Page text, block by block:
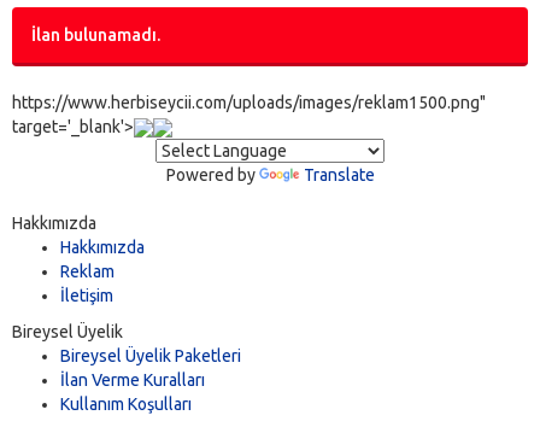
İlan bulunamadı.
https://www.herbiseycii.com/uploads/images/reklam1500.png"
target='_blank'>
Powered by Translate
Hakkımızda
Hakkımızda
Reklam
İletişim
Bireysel Üyelik
Bireysel Üyelik Paketleri
İlan Verme Kuralları
Kullanım Koşulları